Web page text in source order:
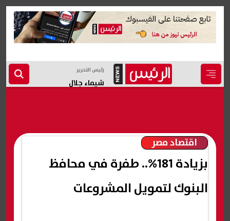
رئيس التحرير
شيماء جلال
اقتصاد مصر
بزيادة 181%.. طفرة في محافظ
البنوك لتمويل المشروعات